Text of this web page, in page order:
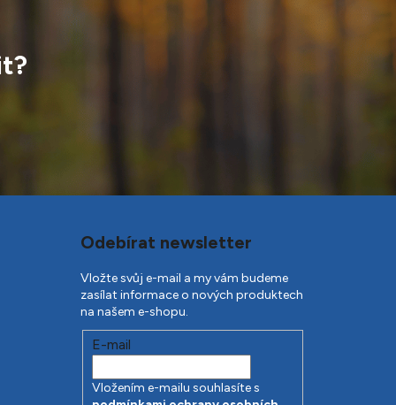
Odebírat newsletter
Vložte svůj e-mail a my vám budeme
zasílat informace o nových produktech
na našem e-shopu.
E-mail
Vložením e-mailu souhlasíte s